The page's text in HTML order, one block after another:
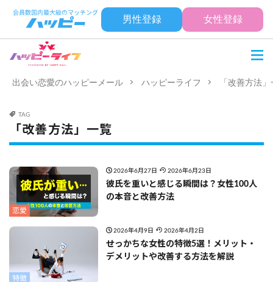
男性登録 女性登録
出会い恋愛のハッピーメール ハッピーライフ 「改善方法
TAG
「改善方法」一覧
恋愛
2026年6月27日 2026年6月23日
彼氏を重いと感じる瞬間は？女性100人
の本音と改善方法
特徴
2026年4月9日 2026年4月2日
せっかちな女性の特徴5選！メリット・
デメリットや改善する方法を解説